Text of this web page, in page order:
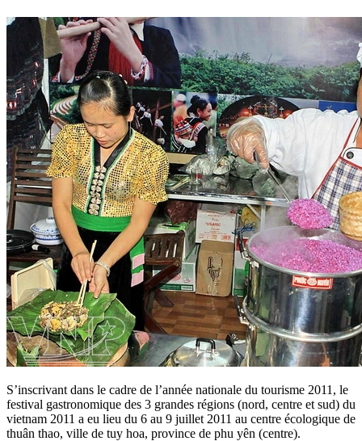
S’inscrivant dans le cadre de l’année nationale du tourisme 2011, le
festival gastronomique des 3 grandes régions (nord, centre et sud) du
vietnam 2011 a eu lieu du 6 au 9 juillet 2011 au centre écologique de
thuân thao, ville de tuy hoa, province de phu yên (centre).